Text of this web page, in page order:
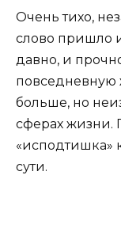
Очень тихо,
слово пришло
давно, и
повседневную
больше, но
сферах жизни.
«исподтишка»
сути.